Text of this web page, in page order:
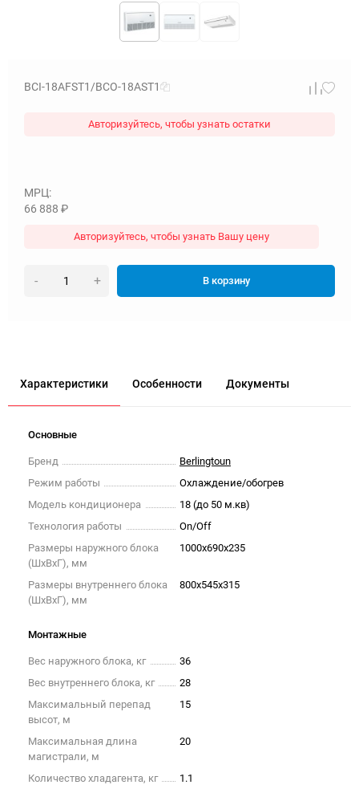
BCI-18AFST1/BCO-18AST1
Авторизуйтесь, чтобы узнать остатки
МРЦ:
66 888 ₽
Авторизуйтесь, чтобы узнать Вашу цену
- + В корзину
Характеристики Особенности Документы
Основные
Бренд
Berlingtoun
Режим работы
Охлаждение/обогрев
Модель кондиционера
18 (до 50 м.кв)
Технология работы
On/Off
Размеры наружного блока
(ШxВxГ), мм
1000x690x235
Размеры внутреннего блока
(ШxВxГ), мм
800x545x315
Монтажные
Вес наружного блока, кг
36
Вес внутреннего блока, кг
28
Максимальный перепад
высот, м
15
Максимальная длина
магистрали, м
20
Количество хладагента, кг
1.1